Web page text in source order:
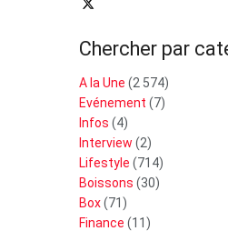
Chercher par
A la Une (2 574)
Evénement (7)
Infos (4)
Interview (2)
Lifestyle (714)
Boissons (30)
Box(71)
Finance (11)